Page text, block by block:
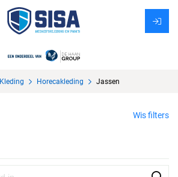
Kleding Horecakleding Jassen
Wis filters